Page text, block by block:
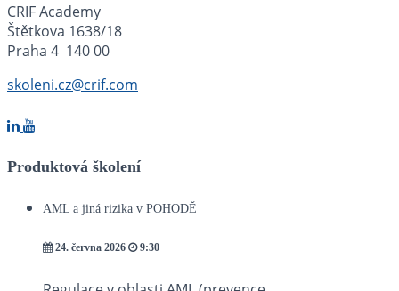
CRIF Academy
Štětkova 1638/18
Praha 4 140 00
skoleni.cz@crif.com
Produktová školení
AML a jiná rizika v POHODĚ
24. června 2026 9:30